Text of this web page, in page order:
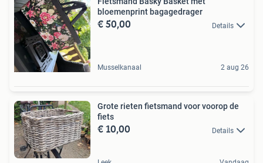
bloemenprint bagagedrager
€ 50,00 Details
Musselkanaal 2 aug 26
Grote rieten fietsmand voor voorop de
fiets
€ 10,00 Details